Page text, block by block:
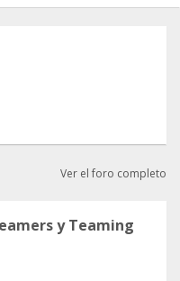
Ver el foro completo
y Teaming